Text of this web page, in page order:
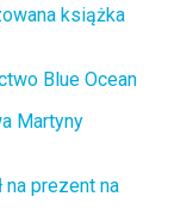
książka
Blue Ocean
Martyny
na prezent na